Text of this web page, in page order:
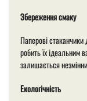
Збереження смаку
Паперові
робить їх ідеальним
залишається
Екологічність